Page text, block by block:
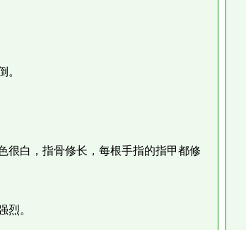
。
白，指骨修长，每根手指的指甲都修
。